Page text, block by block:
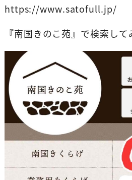
https://www.satofull.jp/
『南国きのこ苑』で検索して